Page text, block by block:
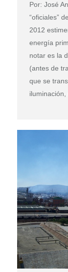
Por: José
“oficiales”
2012
energía
notar es la
(antes de
que se